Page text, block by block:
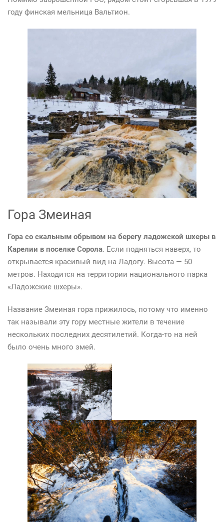
году финская мельница Вальтион.
Гора Змеиная
Гора со скальным обрывом на берегу ладожской шхеры в
Карелии в поселке Сорола. Если подняться наверх, то
открывается красивый вид на Ладогу. Высота — 50
метров. Находится на территории национального парка
«Ладожские шхеры».
Название Змеиная гора прижилось, потому что именно
так называли эту гору местные жители в течение
нескольких последних десятилетий. Когда-то на ней
было очень много змей.